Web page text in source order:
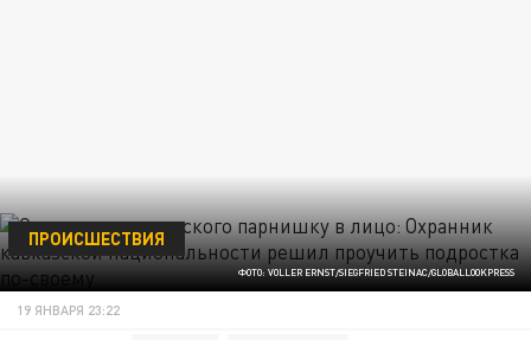
ФОТО: VOLLER ERNST/SIEGFRIED STEINAC/GLOBALLOOKPRESS
ПРОИСШЕСТВИЯ
19 ЯНВАРЯ 23:22